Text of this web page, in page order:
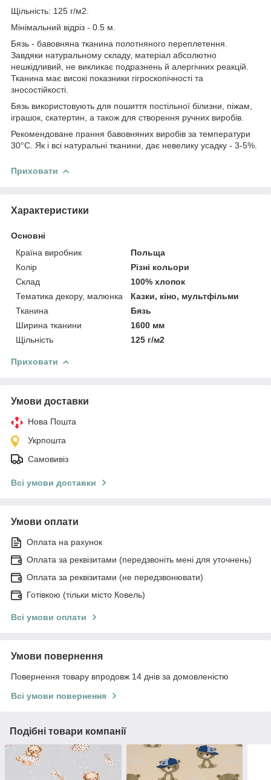
Щільність: 125 г/м2.
Мінімальний відріз - 0.5 м.
Бязь - бавовняна тканина полотняного переплетення.
Завдяки натуральному складу, матеріал абсолютно
нешкідливий, не викликає подразнень й алергічних реакцій.
Тканина має високі показники гігроскопічності та
зносостійкості.
Бязь використовують для пошиття постільної білизни, піжам,
іграшок, скатертин, а також для створення ручних виробів.
Рекомендоване прання бавовняних виробів за температури
30°С. Як і всі натуральні тканини, дає невелику усадку - 3-5%.
Приховати
Характеристики
Основні
Країна виробник
Польща
Колір
Різні кольори
Склад
100% хлопок
Тематика декору, малюнка
Казки, кіно, мультфільми
Тканина
Бязь
Ширина тканини
1600 мм
Щільність
125 г/м2
Приховати
Умови доставки
Нова Пошта
Укрпошта
Самовивіз
Всі умови доставки
Умови оплати
Оплата на рахунок
Оплата за реквізитами (передзвоніть мені для уточнень)
Оплата за реквізитами (не передзвонювати)
Готівкою (тільки місто Ковель)
Всі умови оплати
Умови повернення
Повернення товару впродовж 14 днів за домовленістю
Всі умови повернення
Подібні товари компанії